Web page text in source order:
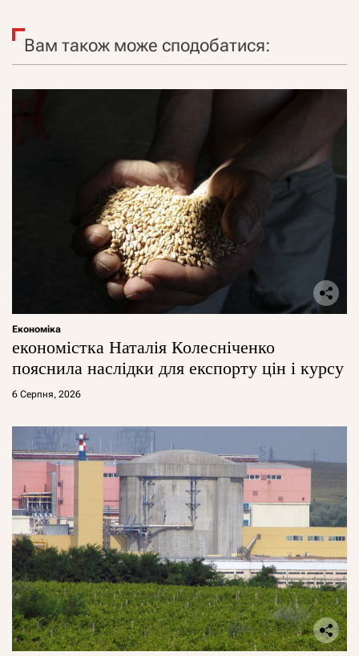
Вам також може сподобатися:
Економіка
економістка Наталія Колесніченко
пояснила наслідки для експорту цін і курсу
6 Серпня, 2026